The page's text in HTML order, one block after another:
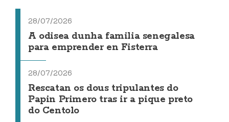
28/07/2026
A odisea dunha familia senegalesa
para emprender en Fisterra
28/07/2026
Rescatan os dous tripulantes do
Papin Primero tras ir a pique preto
do Centolo